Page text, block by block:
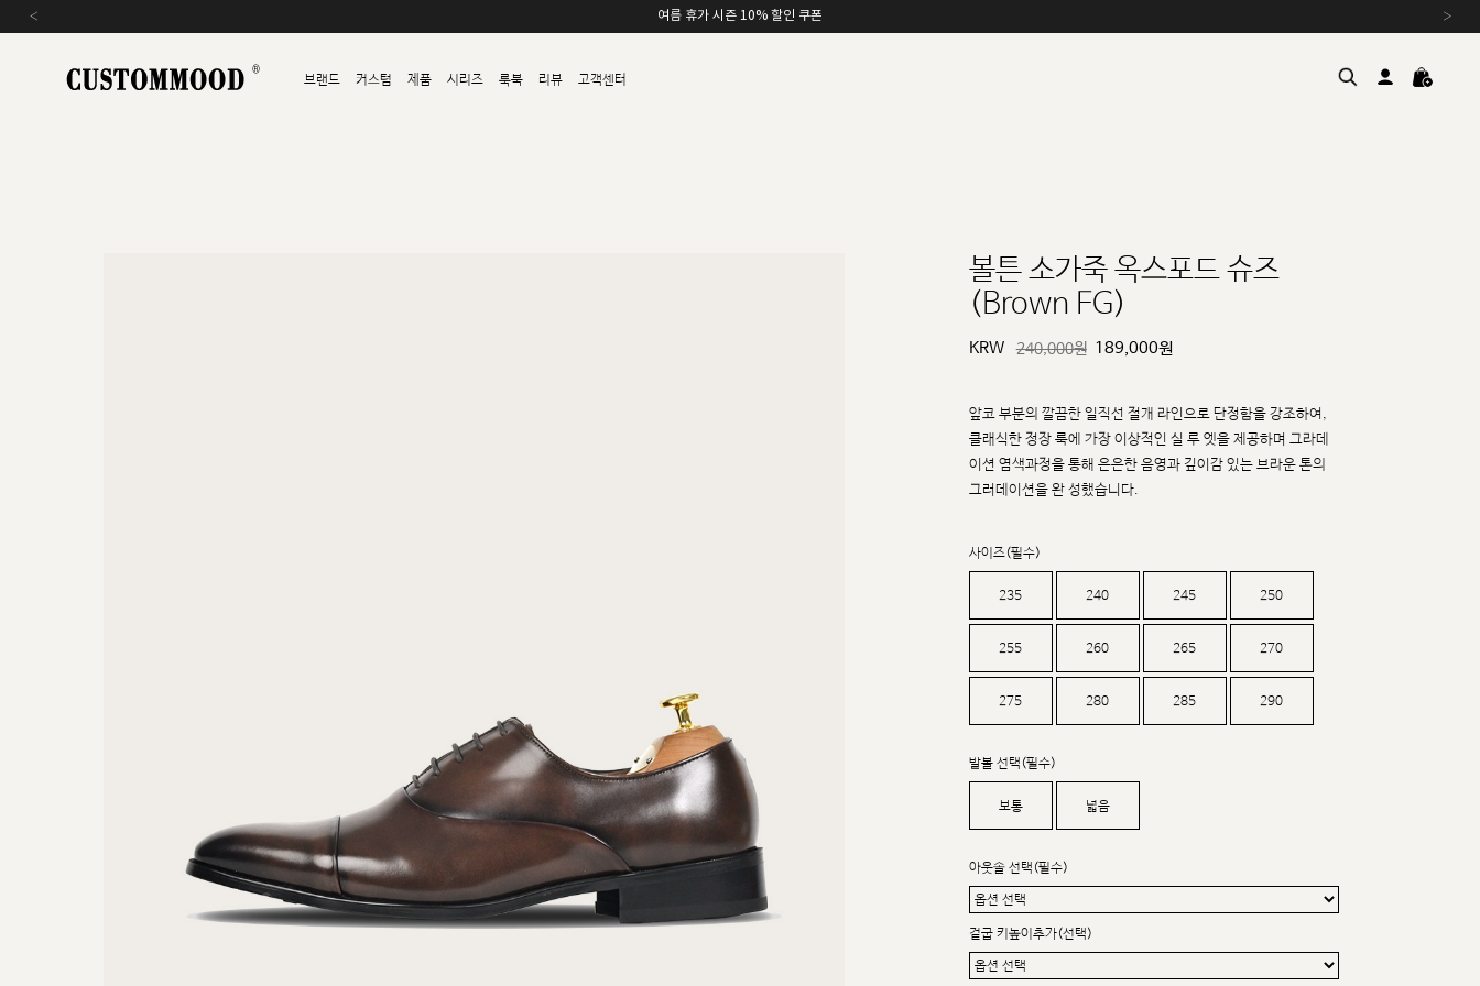
여름 휴가 시즌 10% 할인 쿠폰
‹ ›
브랜드 커스텀 제품 시리즈 룩북 리뷰 고객센터
sat,sun,holiday off
볼튼 소가죽 옥스포드 슈즈
(Brown FG)
KRW 240,000원 189,000원
앞코 부분의 깔끔한 일직선 절개 라인으로 단정함을 강조하여,
클래식한 정장 룩에 가장 이상적인 실 루 엣을 제공하며 그라데
이션 염색과정을 통해 은은한 음영과 깊이감 있는 브라운 톤의
그러데이션을 완 성했습니다.
사이즈(필수)
235 240 245 250
255 260 265 270
275 280 285 290
발볼 선택(필수)
보통 넓음
아웃솔 선택(필수)
겉굽 키높이추가(선택)